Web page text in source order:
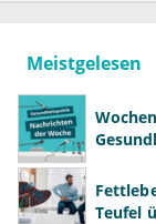
Meistgelesen
Teufel